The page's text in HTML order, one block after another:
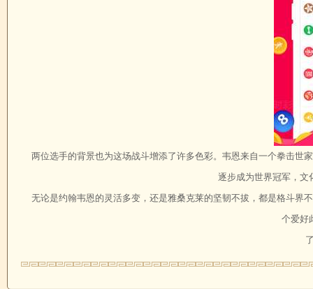
两位选手的背景也为这场战斗增添了许多色彩。韦恩来自一个拳击世
逐步成为世界冠军，文
无论是约翰韦恩的灵活多变，还是雅桑克莱的坚韧不拔，都是格斗界
个爱好